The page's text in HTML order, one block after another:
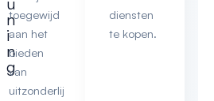
n
i
n
g
toegewijd
aan het
bieden
van
uitzonderlij
diensten
te kopen.